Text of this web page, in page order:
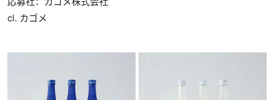
cl. カゴメ